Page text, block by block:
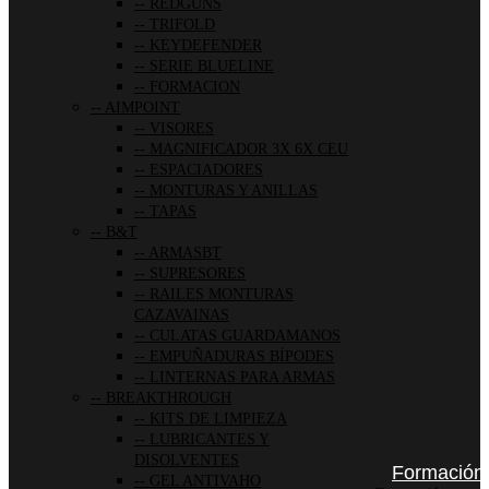
REDGUNS
TRIFOLD
KEYDEFENDER
SERIE BLUELINE
FORMACION
AIMPOINT
VISORES
MAGNIFICADOR 3X 6X CEU
ESPACIADORES
MONTURAS Y ANILLAS
TAPAS
B&T
ARMASBT
SUPRESORES
RAILES MONTURAS
CAZAVAINAS
CULATAS GUARDAMANOS
EMPUÑADURAS BÍPODES
LINTERNAS PARA ARMAS
BREAKTHROUGH
KITS DE LIMPIEZA
LUBRICANTES Y
DISOLVENTES
GEL ANTIVAHO
Formación